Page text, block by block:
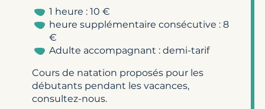
1 heure : 10 €
heure supplémentaire consécutive : 8
€
Adulte accompagnant : demi-tarif
Cours de natation proposés pour les
débutants pendant les vacances,
consultez-nous.